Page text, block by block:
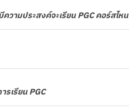
วามประสงค์จะเรียน PGC คอร์สไหน
รเรียน PGC